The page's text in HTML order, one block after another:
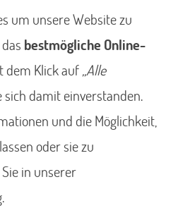
um unsere Website zu
bestmögliche Online-
dem Klick auf„Alle
damit einverstanden.
und die Möglichkeit,
oder sie zu
in unserer